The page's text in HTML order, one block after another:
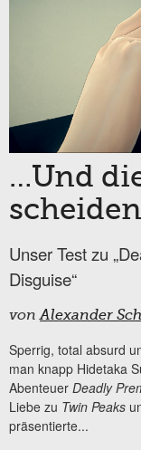
…Und
Unser Test zu
Disguise“
vonAlexander
Sperrig, total absurd
man knapp Hidetaka
Abenteuer Deadly
Liebe zu Twin Peaks
präsentierte...